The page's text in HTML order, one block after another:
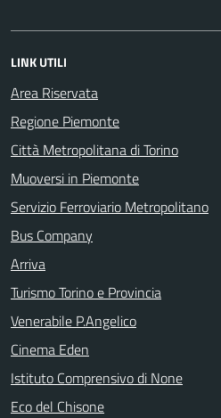
LINK UTILI
Area Riservata
Regione Piemonte
Città Metropolitana di Torino
Muoversi in Piemonte
Servizio Ferroviario Metropolitano
Bus Company
Arriva
Turismo Torino e Provincia
Venerabile P.Angelico
Cinema Eden
Istituto Comprensivo di None
Eco del Chisone